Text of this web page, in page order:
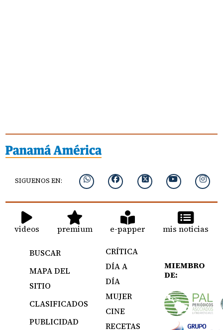
SIGUENOS EN:
videos premium e-papper mis noticias
BUSCAR
MAPA DEL
SITIO
CLASIFICADOS
PUBLICIDAD
CRÍTICA
DÍA A
DÍA
MUJER
CINE
RECETAS
MIEMBRO
DE: